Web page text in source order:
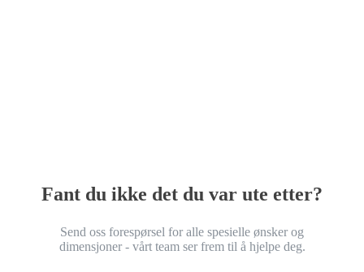
Fant du ikke det du var ute etter?
Send oss forespørsel for alle spesielle ønsker og
dimensjoner - vårt team ser frem til å hjelpe deg.